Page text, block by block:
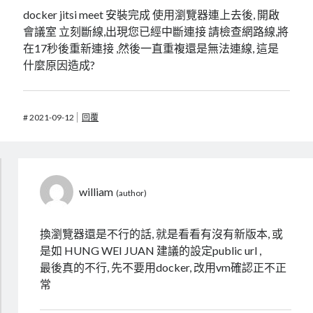
docker jitsi meet 安裝完成 使用瀏覽器連上去後, 開啟
會議室 立刻斷線,出現您已經中斷連接 請檢查網路線,將
在17秒後重新連接 ,然後一直重複還是無法連線, 這是
什麼原因造成?
#2021-09-12 回覆
william
換瀏覽器還是不行的話, 就是看看有沒有新版本, 或
是如 HUNG WEI JUAN 建議的設定public url ,
最後真的不行, 先不要用docker, 改用vm確認正不正
常